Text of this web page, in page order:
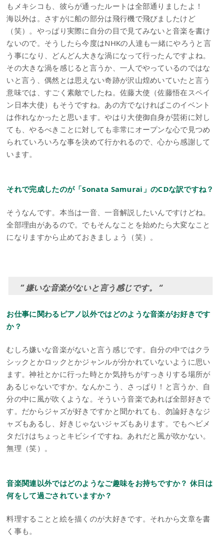
もメキシコも、彼らが通ったルートは全部通りましたよ！
海以外は。さすがに船の部分は飛行機で飛びましたけど
（笑）。やっぱり実際に自分の目で見てみないと音楽を書け
ないので。そうしたら今度はNHKの人達も一緒にやろうと言
う事になり、どんどん大きな渦になって行ったんですよね。
その大きな渦を感じると言うか、一人でやっているのではな
いと言う、偶然とは思えない奇跡が沢山煌めいていたと言う
意味では、すごく素敵でしたね。佐藤大使（佐藤悟在スペイ
ン日本大使）もそうですね。あの方でなければこのイベント
は作れなかったと思います。やはり大使御自身が芸術に対し
ても、やるべきことに対しても非常にオープンな心で見つめ
られていろいろな事を決めて行かれるので、心から感謝して
います。
それで完成したのが「Sonata Samurai」のCDな訳ですね？
そうなんです。本当は一音、一音解説したいんですけどね。
全部理由があるので。でもそんなことを始めたら大変なこと
になりますから止めておきましょう（笑）。
” 嫌いな音楽がないと言う感じです。 “
お仕事に関わるピアノ以外ではどのような音楽がお好きです
か？
むしろ嫌いな音楽がないと言う感じです。自分の中ではクラ
シックとかロックとかジャンルが分かれていないように思い
ます。神社とかに行った時とか気持ちがすっきりする場所が
あるじゃないですか。なんかこう、さっぱり！と言うか、自
分の中に風が吹くような。そういう音楽であれば全部好きで
す。だからジャズが好きですかと聞かれても、勿論好きなジ
ャズもあるし、好きじゃないジャズもあります。でもヘビメ
タだけはちょっとキビシイですね。あれだと風が吹かない。
無理（笑）。
音楽関連以外ではどのようなご趣味をお持ちですか？ 休日は
何をして過ごされていますか？
料理することと絵を描くのが大好きです。それから文章を書
く事も。